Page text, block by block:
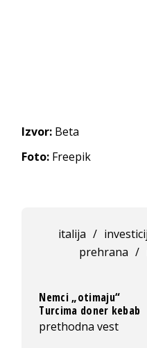
Izvor: Beta
Foto: Freepik
italija /
prehrana /
Nemci „otimaju“
Turcima doner kebab
prethodna vest